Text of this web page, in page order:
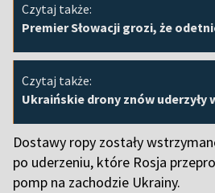
Czytaj także:
Premier Słowacji grozi, że
Czytaj także:
Ukraińskie drony znów uderzyły
Dostawy ropy zostały
po uderzeniu, które Rosja
pomp na zachodzie Ukrainy.